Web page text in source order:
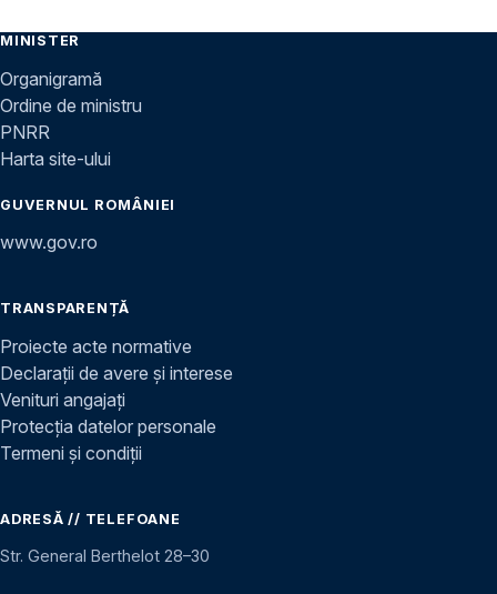
MINISTER
Organigramă
Ordine de ministru
PNRR
Harta site-ului
GUVERNUL ROMÂNIEI
www.gov.ro
TRANSPARENȚĂ
Proiecte acte normative
Declarații de avere și interese
Venituri angajați
Protecția datelor personale
Termeni și condiții
ADRESĂ // TELEFOANE
Str. General Berthelot 28–30